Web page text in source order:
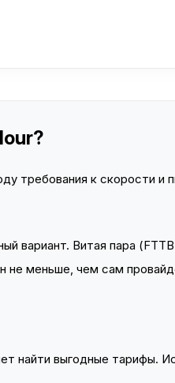
требования к скорости и
вариант. Витая пара
не меньше, чем сам
найти выгодные тарифы.